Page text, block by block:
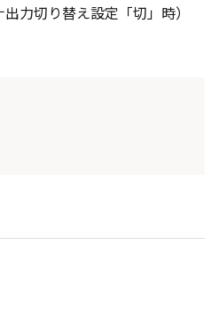
力切り替え設定「切」時）